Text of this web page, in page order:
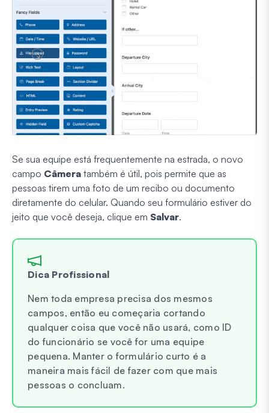
Se sua equipe está frequentemente na estrada, o novo
campo Câmera também é útil, pois permite que as
pessoas tirem uma foto de um recibo ou documento
diretamente do celular. Quando seu formulário estiver do
jeito que você deseja, clique em Salvar.
Dica Profissional
Nem toda empresa precisa dos mesmos
campos, então eu começaria cortando
qualquer coisa que você não usará, como ID
do funcionário se você for uma equipe
pequena. Manter o formulário curto é a
maneira mais fácil de fazer com que mais
pessoas o concluam.